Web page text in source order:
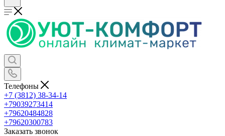
Телефоны
+7 (3812) 38-34-14
+79039273414
+79620484828
+79620300783
Заказать звонок